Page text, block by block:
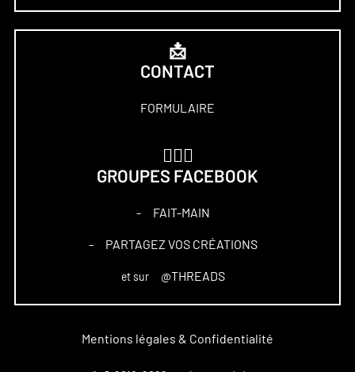
📩
CONTACT
FORMULAIRE
GROUPES FACEBOOK
– FAIT-MAIN
– PARTAGEZ VOS CRÉATIONS
et sur @THREADS
Mentions légales & Confidentialité